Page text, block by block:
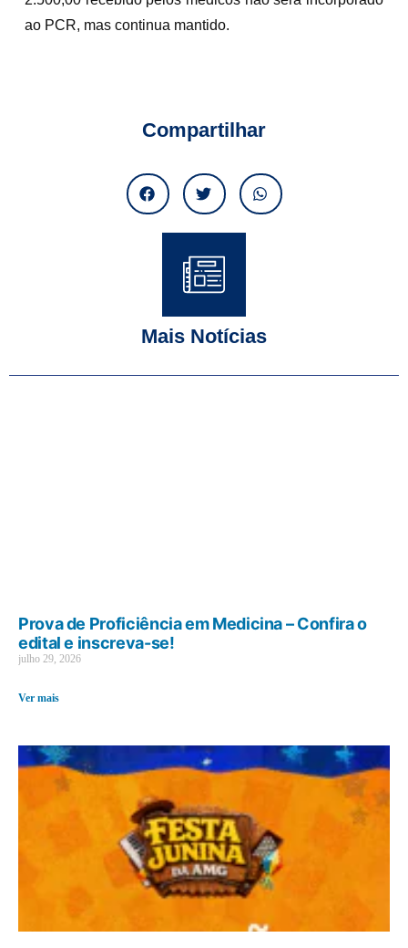
ao PCR, mas continua mantido.
Compartilhar
Mais Notícias
Prova de Proficiência em Medicina – Confira o
edital e inscreva-se!
julho 29, 2026
Ver mais